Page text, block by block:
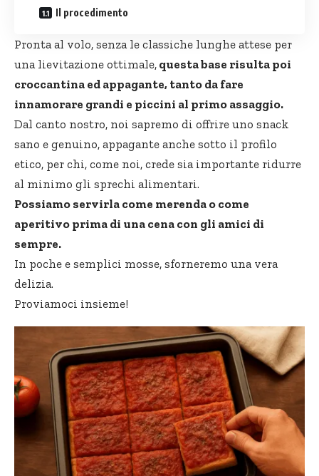
Il procedimento
Pronta al volo, senza le classiche lunghe attese per
una lievitazione ottimale, questa base risulta poi
croccantina ed appagante, tanto da fare
innamorare grandi e piccini al primo assaggio.
Dal canto nostro, noi sapremo di offrire uno snack
sano e genuino, appagante anche sotto il profilo
etico, per chi, come noi, crede sia importante ridurre
al minimo gli sprechi alimentari.
Possiamo servirla come merenda o come
aperitivo prima di una cena con gli amici di
sempre.
In poche e semplici mosse, sforneremo una vera
delizia.
Proviamoci insieme!